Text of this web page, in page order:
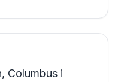
Columbus i